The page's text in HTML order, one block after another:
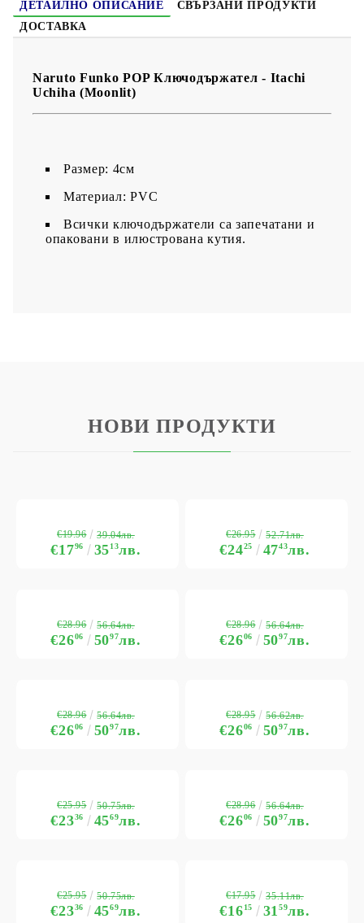
ДЕТАЙЛНО ОПИСАНИЕ
СВЪРЗАНИ ПРОДУКТИ
ДОСТАВКА
Naruto Funko POP Ключодържател - Itachi
Uchiha (Moonlit)
Размер: 4см
Материал: PVC
Всички ключодържатели са запечатани и
опаковани в илюстрована кутия.
НОВИ ПРОДУКТИ
€1796 3513лв.
€19.96 39.04лв.
€2425 4743лв.
€26.95 52.71лв.
€2606 5097лв.
€28.96 56.64лв.
€2606 5097лв.
€28.96 56.64лв.
€2606 5097лв.
€28.96 56.64лв.
€2606 5097лв.
€28.95 56.62лв.
€2336 4569лв.
€25.95 50.75лв.
€2606 5097лв.
€28.96 56.64лв.
€2336 4569лв.
€25.95 50.75лв.
€1615 3159лв.
€17.95 35.11лв.